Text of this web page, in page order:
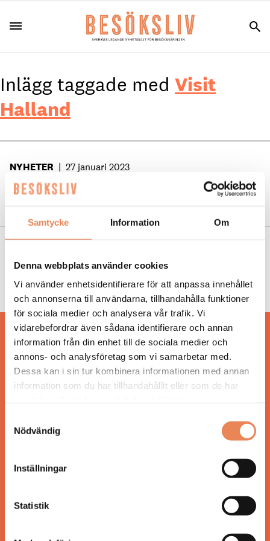
Samtycke Information Om
Denna webbplats använder cookies
Vi använder enhetsidentifierare för att anpassa innehållet
och annonserna till användarna, tillhandahålla funktioner
för sociala medier och analysera vår trafik. Vi
vidarebefordrar även sådana identifierare och annan
information från din enhet till de sociala medier och
annons- och analysföretag som vi samarbetar med.
Dessa kan i sin tur kombinera informationen med annan
information som du har tillhandahållit eller som de har
Nödvändig
Inställningar
Statistik
Inlägg taggade med Visit
Halland
NYHETER | 27 januari 2023
Miljonsatsning på hållbar utveckling av
Halland
Visit Halland kapar sökord för att få fler att
svemestra
Hos oss läser du landets mest uppdaterade
nyheter och snackisar inom besöksnäringen.
Besöksliv i sin tryckta form är ett affärsmagasin
för ägare och ledare inom besöksnäringen.
Allt material på besoksliv.se är skyddat enligt